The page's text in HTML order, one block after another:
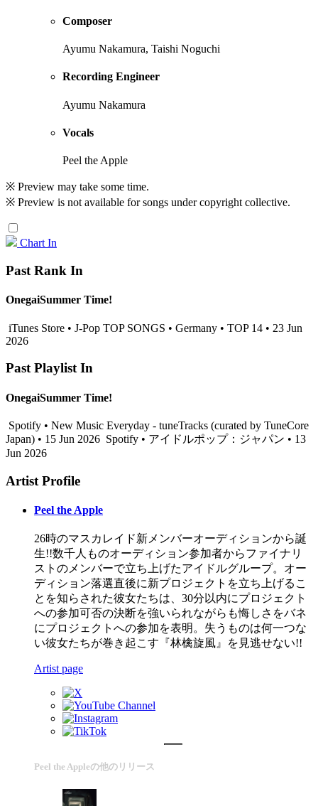
Composer
Ayumu Nakamura, Taishi Noguchi
Recording Engineer
Ayumu Nakamura
Vocals
Peel the Apple
※ Preview may take some time.
※ Preview is not available for songs under copyright collective.
Chart In
Past Rank In
OnegaiSummer Time!
iTunes Store • J-Pop TOP SONGS • Germany • TOP 14 • 23 Jun
2026
Past Playlist In
OnegaiSummer Time!
Spotify • New Music Everyday - tuneTracks (curated by TuneCore
Japan) • 15 Jun 2026 Spotify • アイドルポップ：ジャパン • 13
Jun 2026
Artist Profile
Peel the Apple
26時のマスカレイド新メンバーオーディションから誕
生!!数千人ものオーディション参加者からファイナリ
ストのメンバーで立ち上げたアイドルグループ。オー
ディション落選直後に新プロジェクトを立ち上げるこ
とを知らされた彼女たちは、30分以内にプロジェクト
への参加可否の決断を強いられながらも悔しさをバネ
にプロジェクトへの参加を表明。失うものは何一つな
い彼女たちが巻き起こす『林檎旋風』を見逃せない!!
Artist page
Peel the Appleの他のリリース